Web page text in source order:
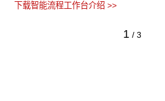
下载智能流程工作台介绍 >>
1 / 3